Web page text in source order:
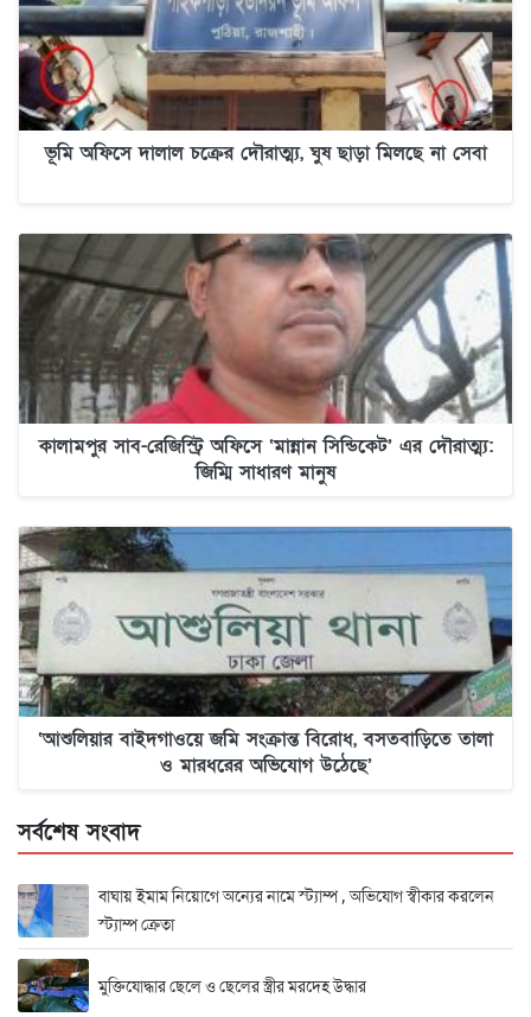
ভূমি অফিসে দালাল চক্রের দৌরাত্ম্য, ঘুষ ছাড়া মিলছে না সেবা
কালামপুর সাব-রেজিস্ট্রি অফিসে ‘মান্নান সিন্ডিকেট’ এর দৌরাত্ম্য:
জিম্মি সাধারণ মানুষ
‘আশুলিয়ার বাইদগাওয়ে জমি সংক্রান্ত বিরোধ, বসতবাড়িতে তালা
ও মারধরের অভিযোগ উঠেছে’
সর্বশেষ সংবাদ
বাঘায় ইমাম নিয়োগে অন্যের নামে স্ট্যাম্প , অভিযোগ স্বীকার করলেন
স্ট্যাম্প ক্রেতা
মুক্তিযোদ্ধার ছেলে ও ছেলের স্ত্রীর মরদেহ উদ্ধার